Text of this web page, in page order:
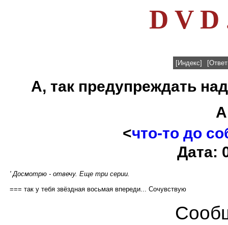
D V D
[Индекс]
А, так предупреждать
<что-то до
Дата:
' Досмотрю - отвечу. Еще три серии.
=== так у тебя звёздная восьмая впереди... Сочувствую